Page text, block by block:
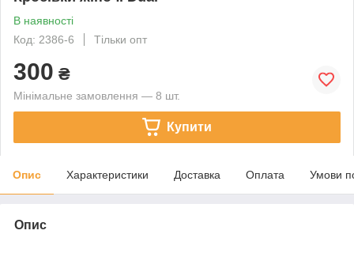
В наявності
Код: 2386-6
Тільки опт
300 ₴
Мінімальне замовлення — 8 шт.
Купити
Опис Характеристики Доставка Оплата Умови
Опис